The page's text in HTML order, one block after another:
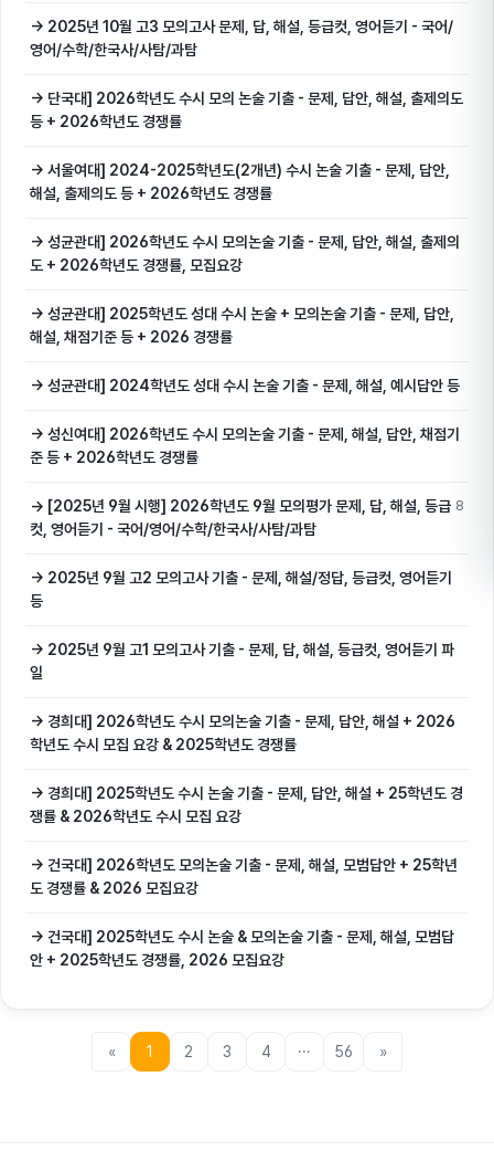
→ 2025년 10월 고3 모의고사 문제, 답, 해설, 등급컷, 영어듣기 - 국어/
영어/수학/한국사/사탐/과탐
→ 단국대] 2026학년도 수시 모의 논술 기출 - 문제, 답안, 해설, 출제의도
등 + 2026학년도 경쟁률
→ 서울여대] 2024-2025학년도(2개년) 수시 논술 기출 - 문제, 답안,
해설, 출제의도 등 + 2026학년도 경쟁률
→ 성균관대] 2026학년도 수시 모의논술 기출 - 문제, 답안, 해설, 출제의
도 + 2026학년도 경쟁률, 모집요강
→ 성균관대] 2025학년도 성대 수시 논술 + 모의논술 기출 - 문제, 답안,
해설, 채점기준 등 + 2026 경쟁률
→ 성균관대] 2024학년도 성대 수시 논술 기출 - 문제, 해설, 예시답안 등
→ 성신여대] 2026학년도 수시 모의논술 기출 - 문제, 해설, 답안, 채점기
준 등 + 2026학년도 경쟁률
→ [2025년 9월 시행] 2026학년도 9월 모의평가 문제, 답, 해설, 등급
컷, 영어듣기 - 국어/영어/수학/한국사/사탐/과탐
8
→ 2025년 9월 고2 모의고사 기출 - 문제, 해설/정답, 등급컷, 영어듣기
등
→ 2025년 9월 고1 모의고사 기출 - 문제, 답, 해설, 등급컷, 영어듣기 파
일
→ 경희대] 2026학년도 수시 모의논술 기출 - 문제, 답안, 해설 + 2026
학년도 수시 모집 요강 & 2025학년도 경쟁률
→ 경희대] 2025학년도 수시 논술 기출 - 문제, 답안, 해설 + 25학년도 경
쟁률 & 2026학년도 수시 모집 요강
→ 건국대] 2026학년도 모의논술 기출 - 문제, 해설, 모범답안 + 25학년
도 경쟁률 & 2026 모집요강
→ 건국대] 2025학년도 수시 논술 & 모의논술 기출 - 문제, 해설, 모범답
안 + 2025학년도 경쟁률, 2026 모집요강
« 1 2 3 4 ··· 56 »